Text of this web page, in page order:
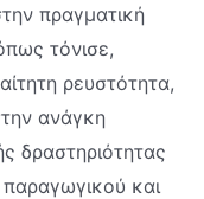
πραγματική
τόνισε,
ρευστότητα,
ανάγκη
δραστηριότητας
και